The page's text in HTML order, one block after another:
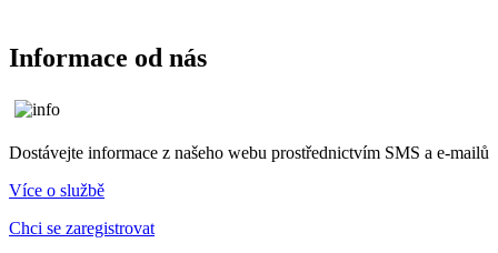
Informace od nás
Dostávejte informace z našeho webu prostřednictvím SMS a e-mailů
Více o službě
Chci se zaregistrovat